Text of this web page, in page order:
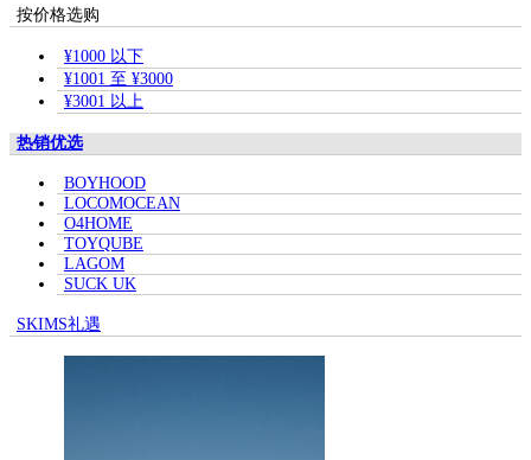
按价格选购
¥1000 以下
¥1001 至 ¥3000
¥3001 以上
热销优选
BOYHOOD
LOCOMOCEAN
O4HOME
TOYQUBE
LAGOM
SUCK UK
SKIMS礼遇